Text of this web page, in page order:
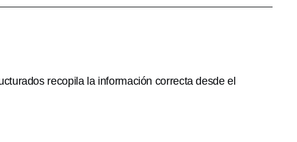
recopila la información correcta desde el